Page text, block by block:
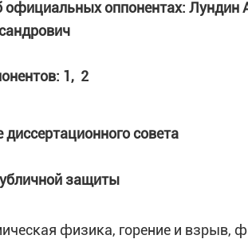
официальных оппонентах: Лундин
1, 2
совета
защиты
физика, горение и взрыв,